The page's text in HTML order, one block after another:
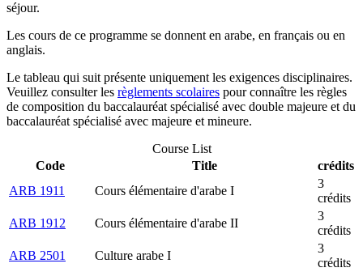
séjour.
Les cours de ce programme se donnent en arabe, en français ou en
anglais.
Le tableau qui suit présente uniquement les exigences disciplinaires.
Veuillez consulter les règlements scolaires pour connaître les règles
de composition du baccalauréat spécialisé avec double majeure et du
baccalauréat spécialisé avec majeure et mineure.
Course List
Code
Title
crédits
ARB 1911
Cours élémentaire d'arabe I
3
crédits
ARB 1912
Cours élémentaire d'arabe II
3
crédits
ARB 2501
Culture arabe I
3
crédits